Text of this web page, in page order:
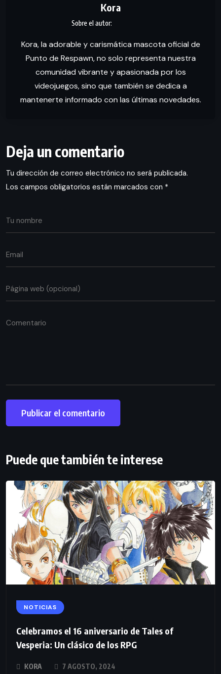
Kora
Kora, la adorable y carismática mascota oficial de
Punto de Respawn, no solo representa nuestra
comunidad vibrante y apasionada por los
videojuegos, sino que también se dedica a
mantenerte informado con las últimas novedades.
Deja un comentario
Tu dirección de correo electrónico no será publicada.
Los campos obligatorios están marcados con *
Puede que también te interese
NOTICIAS
Celebramos el 16 aniversario de Tales of
Vesperia: Un clásico de los RPG
KORA 7 AGOSTO, 2024